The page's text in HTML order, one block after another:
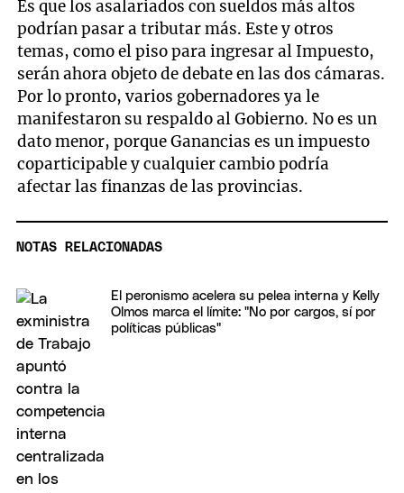
Es que los asalariados con sueldos más altos
podrían pasar a tributar más. Este y otros
temas, como el piso para ingresar al Impuesto,
serán ahora objeto de debate en las dos cámaras.
Por lo pronto, varios gobernadores ya le
manifestaron su respaldo al Gobierno. No es un
dato menor, porque Ganancias es un impuesto
coparticipable y cualquier cambio podría
afectar las finanzas de las provincias.
NOTAS RELACIONADAS
El peronismo acelera su pelea interna y Kelly
Olmos marca el límite: "No por cargos, sí por
políticas públicas"